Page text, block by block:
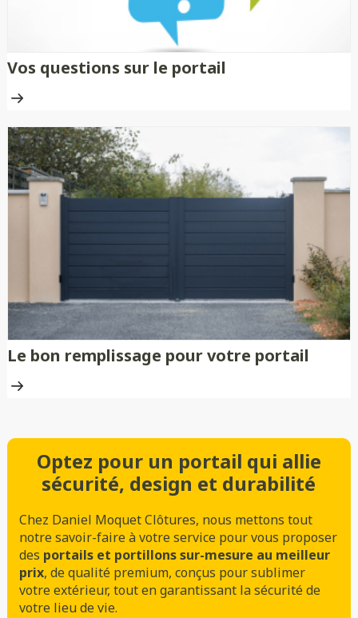
Vos questions sur le portail
Le bon remplissage pour votre portail
Optez pour un portail qui allie
sécurité, design et durabilité
Chez Daniel Moquet Clôtures, nous mettons tout
notre savoir-faire à votre service pour vous proposer
des portails et portillons sur-mesure au meilleur
prix, de qualité premium, conçus pour sublimer
votre extérieur, tout en garantissant la sécurité de
votre lieu de vie.